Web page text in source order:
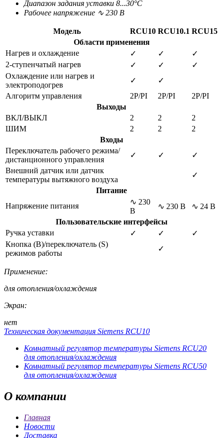
Диапазон задания уставки 8...30°С
Рабочее напряжение ∿ 230 В
Модель RCU10 RCU10.1 RCU15
Области применения
Нагрев и охлаждение
✓ ✓
✓
2-ступенчатый нагрев
✓ ✓
✓
Охлаждение или нагрев и
электроподогрев
✓
✓
Алгоритм управления
2P/PI 2P/PI
2P/PI
Выходы
ВКЛ/ВЫКЛ
2 2
2
ШИМ
2 2
2
Входы
Переключатель рабочего режима/
дистанционного управления
✓ ✓
✓
Внешний датчик или датчик
температуры вытяжного воздуха
✓
Питание
Напряжение питания
∿ 230
В
∿ 230 В
∿ 24 В
Пользовательские интерфейсы
Ручка уставки
✓ ✓
✓
Кнопка (В)/переключатель (S)
режимов работы
✓
Применение:
для отопления/охлаждения
Экран:
нет
Техническая документация Siemens RCU10
Комнатный регулятор температуры Siemens RCU20
для отопления/охлаждения
Комнатный регулятор температуры Siemens RCU50
для отопления/охлаждения
О компании
Главная
Новости
Доставка